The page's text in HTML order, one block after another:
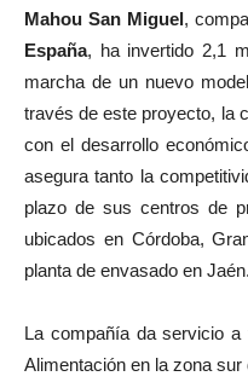
Mahou San Miguel ,
España, ha invertido 2,1
marcha de un nuevo
través de este proyecto, la
con el desarrollo
asegura tanto la
plazo de sus centros de
ubicados en Córdoba,
planta de envasado en Jaén.
La compañía da servicio
Alimentación en la zona